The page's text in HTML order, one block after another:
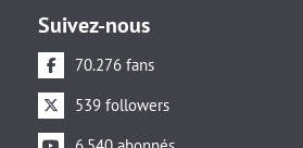
Suivez-nous
70.276 fans
539 followers